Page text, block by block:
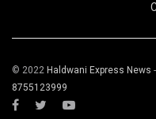
© 2022 Haldwani Express News
8755123999